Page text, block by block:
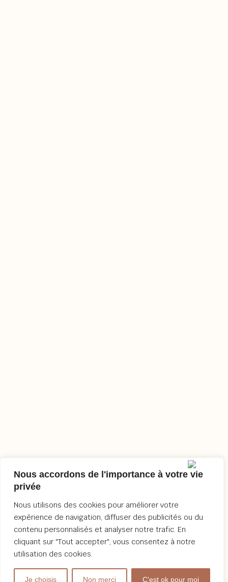
Nous accordons de l'importance à votre vie
privée
Nous utilisons des cookies pour améliorer votre
expérience de navigation, diffuser des publicités ou du
contenu personnalisés et analyser notre trafic. En
cliquant sur "Tout accepter", vous consentez à notre
utilisation des cookies.
Je choisis Non merci C'est ok pour moi